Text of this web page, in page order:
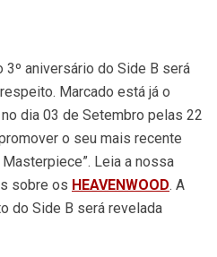
aniversário do Side B será
Marcado está já o
no dia 03 de Setembro pelas 22
o seu mais recente
Leia a nossa
sobre os HEAVENWOOD. A
do Side B será revelada